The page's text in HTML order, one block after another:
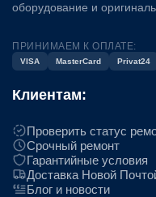
оборудование и
ПРИНИМАЕМ К ОПЛАТЕ:
VISA MasterCard Privat24
Клиентам:
Проверить статус
Срочный ремонт
Гарантийные условия
Доставка Новой
Блог и новости